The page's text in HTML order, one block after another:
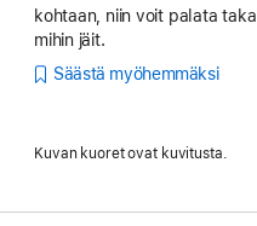
kohtaan, niin voit palata
mihin jäit.
Säästä myöhemmäksi
Kuvan kuoret ovat kuvitusta.